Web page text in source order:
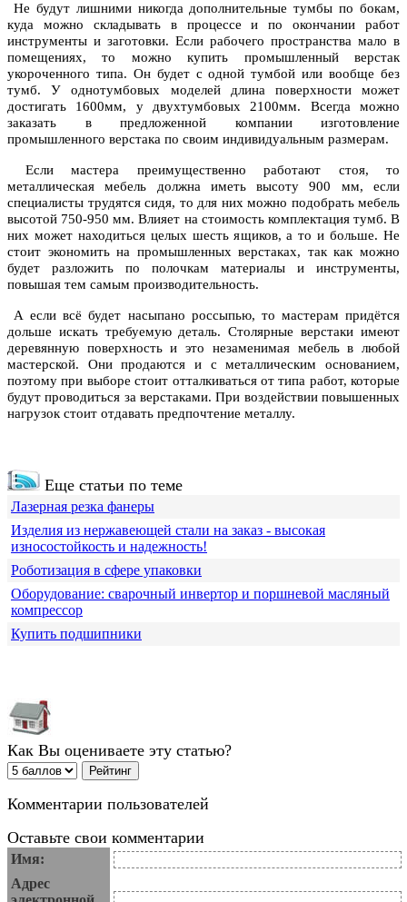
Не будут лишними никогда дополнительные тумбы по бокам,
куда можно складывать в процессе и по окончании работ
инструменты и заготовки. Если рабочего пространства мало в
помещениях, то можно купить промышленный верстак
укороченного типа. Он будет с одной тумбой или вообще без
тумб. У однотумбовых моделей длина поверхности может
достигать 1600мм, у двухтумбовых 2100мм. Всегда можно
заказать в предложенной компании изготовление
промышленного верстака по своим индивидуальным размерам.
Если мастера преимущественно работают стоя, то
металлическая мебель должна иметь высоту 900 мм, если
специалисты трудятся сидя, то для них можно подобрать мебель
высотой 750-950 мм. Влияет на стоимость комплектация тумб. В
них может находиться целых шесть ящиков, а то и больше. Не
стоит экономить на промышленных верстаках, так как можно
будет разложить по полочкам материалы и инструменты,
повышая тем самым производительность.
А если всё будет насыпано россыпью, то мастерам придётся
дольше искать требуемую деталь. Столярные верстаки имеют
деревянную поверхность и это незаменимая мебель в любой
мастерской. Они продаются и с металлическим основанием,
поэтому при выборе стоит отталкиваться от типа работ, которые
будут проводиться за верстаками. При воздействии повышенных
нагрузок стоит отдавать предпочтение металлу.
Еще статьи по теме
Лазерная резка фанеры
Изделия из нержавеющей стали на заказ - высокая
износостойкость и надежность!
Роботизация в сфере упаковки
Оборудование: сварочный инвертор и поршневой масляный
компрессор
Купить подшипники
Как Вы оцениваете эту статью?
Комментарии пользователей
Оставьте свои комментарии
Имя:
Адрес